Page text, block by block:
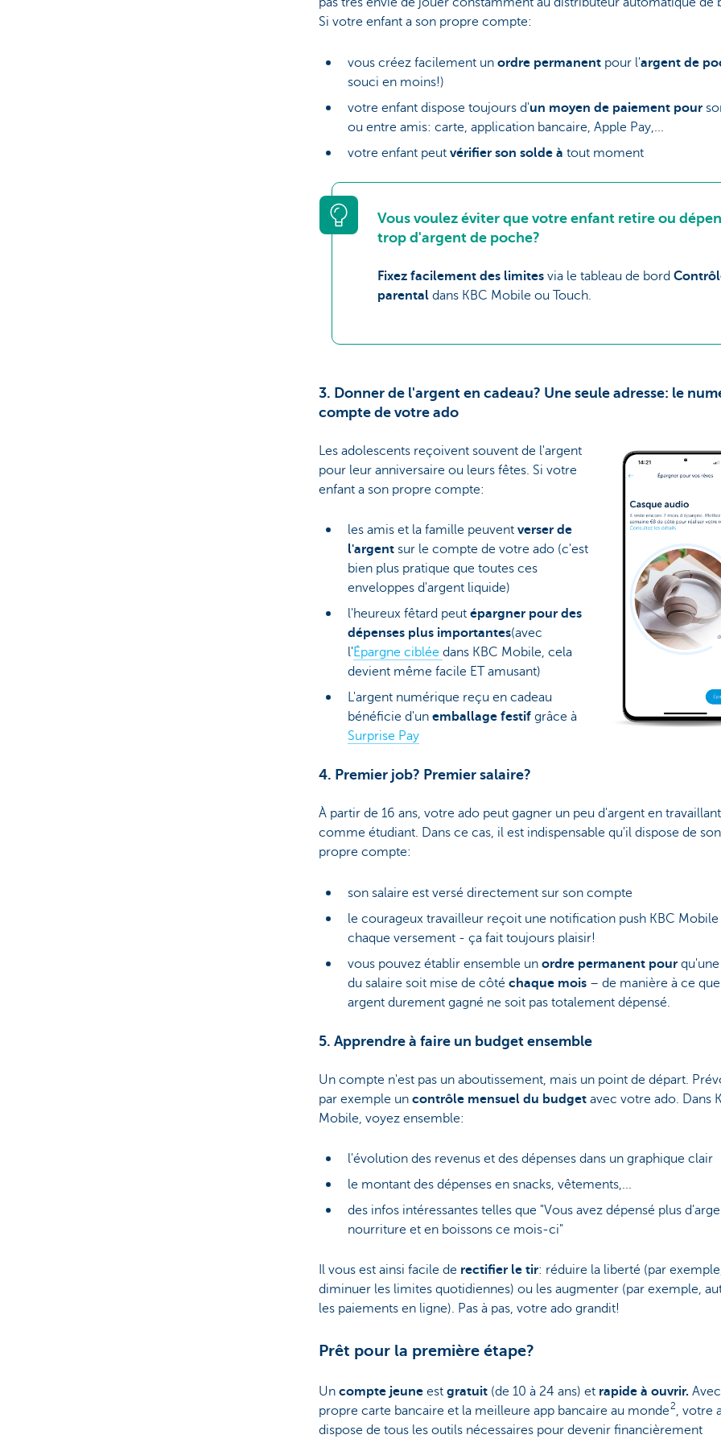
Si votre enfant a son propre compte:
vous créez facilement un ordre permanent pour l'argent de
souci en moins!)
votre enfant dispose toujours d'un moyen de paiement pour
ou entre amis: carte, application bancaire, Apple Pay,...
votre enfant peut vérifier son solde à tout moment
Vous voulez éviter que votre enfant retire ou
trop d'argent de poche?
Fixez facilement des limitesvia le tableau de bord
parentaldans KBC Mobile ou Touch.
3. Donner de l'argent en cadeau? Une seule adresse: le
compte de votre ado
Les adolescents reçoivent souvent de l'argent
pour leur anniversaire ou leurs fêtes. Si votre
enfant a son propre compte:
les amis et la famille peuvent verser de
l'argentsur le compte de votre ado (c'est
bien plus pratique que toutes ces
enveloppes d'argent liquide)
l'heureux fêtard peut épargner pour des
dépenses plus importantes(avec
l'Épargne ciblée dans KBC Mobile, cela
devient même facile ET amusant)
L'argent numérique reçu en cadeau
bénéficie d'un emballage festifgrâce à
Surprise Pay
4. Premier job? Premier salaire?
À partir de 16 ans, votre ado peut gagner un peu d'argent en travaillant
comme étudiant. Dans ce cas, il est indispensable qu'il dispose de son
propre compte:
son salaire est versé directement sur son compte
le courageux travailleur reçoit une notification push KBC Mobile
chaque versement - ça fait toujours plaisir!
vous pouvez établir ensemble un ordre permanent pourqu'une
du salaire soit mise de côté chaque mois – de manière à ce
argent durement gagné ne soit pas totalement dépensé.
5. Apprendre à faire un budget ensemble
Un compte n'est pas un aboutissement, mais un point de départ.
par exemple un contrôle mensuel du budget avec votre ado. Dans
Mobile, voyez ensemble:
l'évolution des revenus et des dépenses dans un graphique clair
le montant des dépenses en snacks, vêtements,...
des infos intéressantes telles que "Vous avez dépensé plus
nourriture et en boissons ce mois-ci"
Il vous est ainsi facile de rectifier le tir: réduire la liberté (par
diminuer les limites quotidiennes) ou les augmenter (par exemple,
les paiements en ligne). Pas à pas, votre ado grandit!
Prêt pour la première étape?
Un compte jeune est gratuit(de 10 à 24 ans) et rapide à ouvrir.
propre carte bancaire et la meilleure app bancaire au monde2, votre
dispose de tous les outils nécessaires pour devenir financièrement